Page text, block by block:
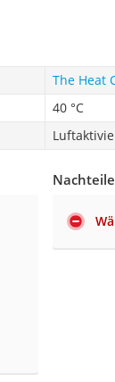
The Heat
40 °C
Nachteile